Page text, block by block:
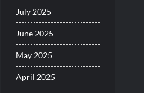
July 2025
June 2025
May 2025
April 2025